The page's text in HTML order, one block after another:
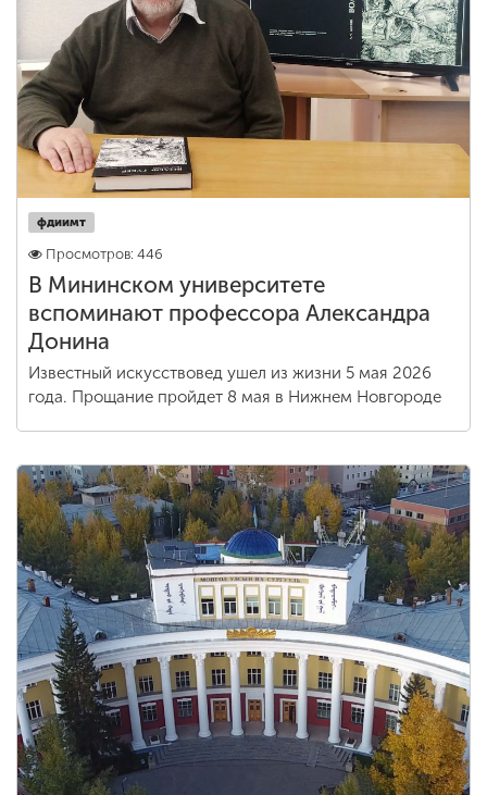
фдиимт
Просмотров: 446
В Мининском университете
вспоминают профессора Александра
Донина
Известный искусствовед ушел из жизни 5 мая 2026
года. Прощание пройдет 8 мая в Нижнем Новгороде